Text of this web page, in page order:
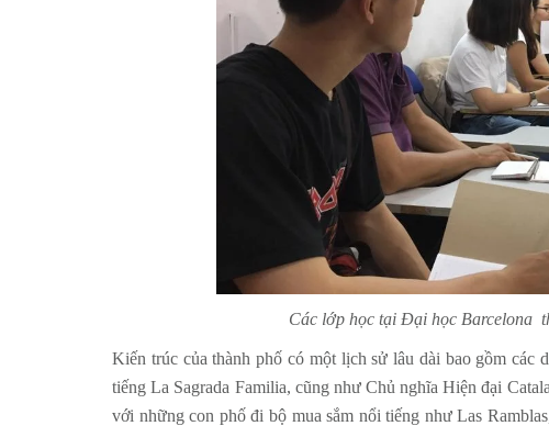
Các lớp học tại Đại học Barcelona
Kiến trúc của thành phố có một lịch sử lâu dài bao gồm
tiếng La Sagrada Familia, cũng như Chủ nghĩa Hiện đại
với những con phố đi bộ mua sắm nổi tiếng như Las